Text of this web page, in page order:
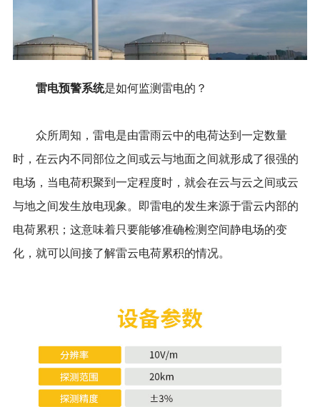
雷电预警系统是如何监测雷电的？
众所周知，雷电是由雷雨云中的电荷达到一定数量
时，在云内不同部位之间或云与地面之间就形成了很强的
电场，当电荷积聚到一定程度时，就会在云与云之间或云
与地之间发生放电现象。即雷电的发生来源于雷云内部的
电荷累积；这意味着只要能够准确检测空间静电场的变
化，就可以间接了解雷云电荷累积的情况。